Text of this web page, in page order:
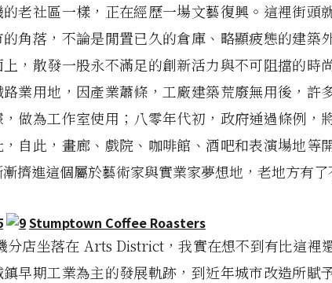
老社區一樣，正在經歷一場文藝復興。這裡街頭
的角落，不論是閒置已久的倉庫、略顯疲態的建築
，散發一股永不滿足的創新活力與不可阻擋的時
路業用地，因產業蕭條，工廠建築荒廢無用後，許
做為工作室使用；八零年代初，政府通過條例，
自此，畫廊、戲院、咖啡館、酒吧和表演場地等
擠進這個屬於藝術家與實業家夢想地，老地方有了
Stumptown Coffee Roasters
分店坐落在 Arts District，我實在想不到有比這裡
早期工業為主的發展軌跡，到近年城市改造所賦